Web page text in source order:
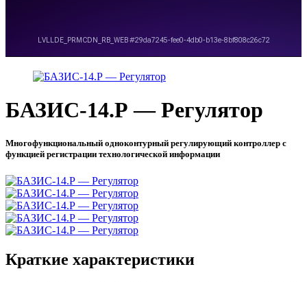
БАЗИС-14.Р — Регулятор
Многофункциональный одноконтурный регулирующий контроллер с
функцией регистрации технологической информации
Краткие характеристики